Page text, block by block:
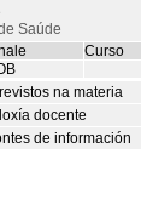
Saúde
Curso
na materia
docente
de información